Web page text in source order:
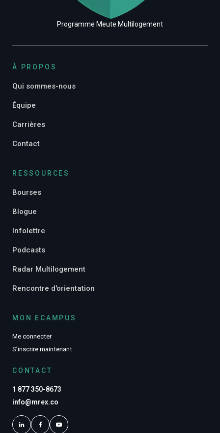
Programme Meute Multilogement
À PROPOS
Qui sommes-nous
Équipe
Carrières
Contact
RESSOURCES
Bourses
Blogue
Infolettre
Podcasts
Radar Multilogement
Rencontre d'orientation
MON ECAMPUS
Me connecter
S’inscrire maintenant
CONTACT
1 877 350-8673
info@mrex.co